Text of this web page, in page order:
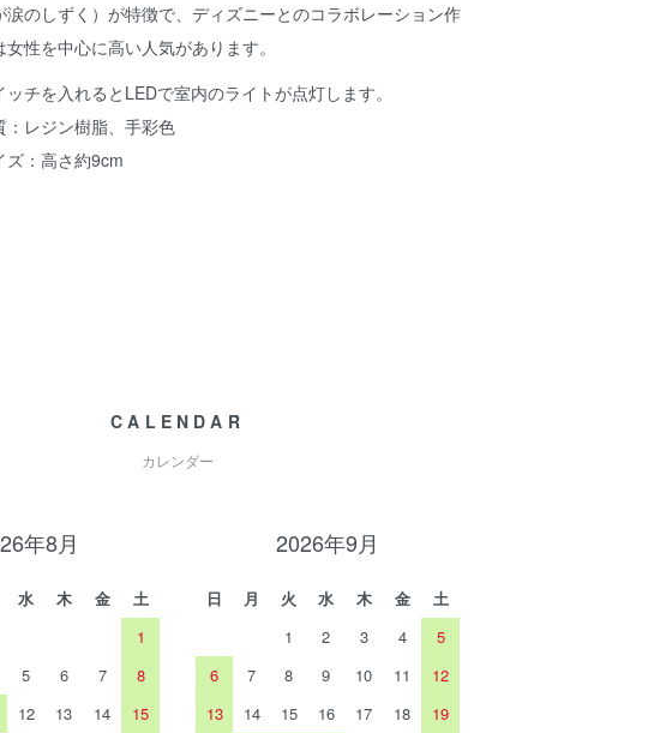
涙のしずく）が特徴で、ディズニーとのコラボレーション作
女性を中心に高い人気があります。
ッチを入れるとLEDで室内のライトが点灯します。
：レジン樹脂、手彩色
ズ：高さ約9cm
CALENDAR
カレンダー
年8月
水 木 金
土
1
5 6 7
8
12 13 14
15
2026年9月
日 月 火 水 木 金
土
1
2 3 4
5
6
7 8 9 10 11
12
13
14 15 16 17 18
19